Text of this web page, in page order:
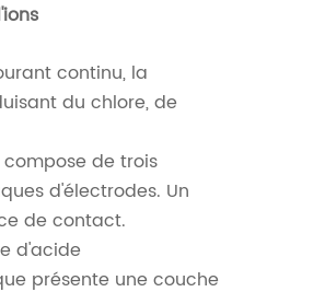
continu, la
du chlore, de
de trois
d'électrodes. Un
de contact.
d'acide
présente une couche